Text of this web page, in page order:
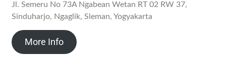
Jl. Semeru No 73A Ngabean Wetan RT 02 RW 37,
Sinduharjo, Ngaglik, Sleman, Yogyakarta
More Info